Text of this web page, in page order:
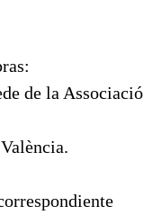
de la Associació